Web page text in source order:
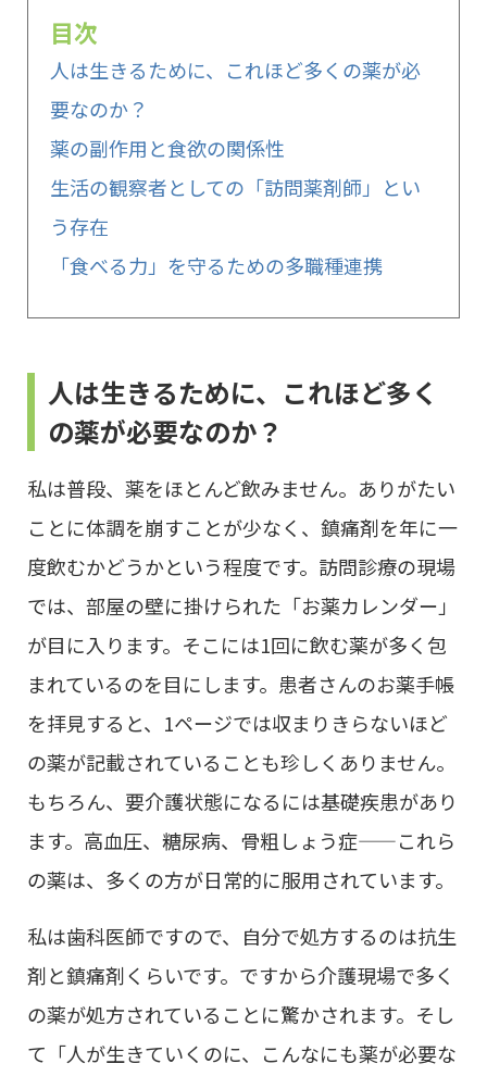
目次
人は生きるために、これほど多くの薬が必
要なのか？
薬の副作用と食欲の関係性
生活の観察者としての「訪問薬剤師」とい
う存在
「食べる力」を守るための多職種連携
人は生きるために、これほど多く
の薬が必要なのか？
私は普段、薬をほとんど飲みません。ありがたい
ことに体調を崩すことが少なく、鎮痛剤を年に一
度飲むかどうかという程度です。訪問診療の現場
では、部屋の壁に掛けられた「お薬カレンダー」
が目に入ります。そこには1回に飲む薬が多く包
まれているのを目にします。患者さんのお薬手帳
を拝見すると、1ページでは収まりきらないほど
の薬が記載されていることも珍しくありません。
もちろん、要介護状態になるには基礎疾患があり
ます。高血圧、糖尿病、骨粗しょう症——これら
の薬は、多くの方が日常的に服用されています。
私は歯科医師ですので、自分で処方するのは抗生
剤と鎮痛剤くらいです。ですから介護現場で多く
の薬が処方されていることに驚かされます。そし
て「人が生きていくのに、こんなにも薬が必要な